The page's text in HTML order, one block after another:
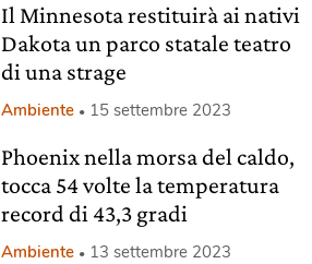
Il Minnesota restituirà ai nativi
Dakota un parco statale teatro
di una strage
Ambiente 15 settembre 2023
Phoenix nella morsa del caldo,
tocca 54 volte la temperatura
record di 43,3 gradi
Ambiente 13 settembre 2023